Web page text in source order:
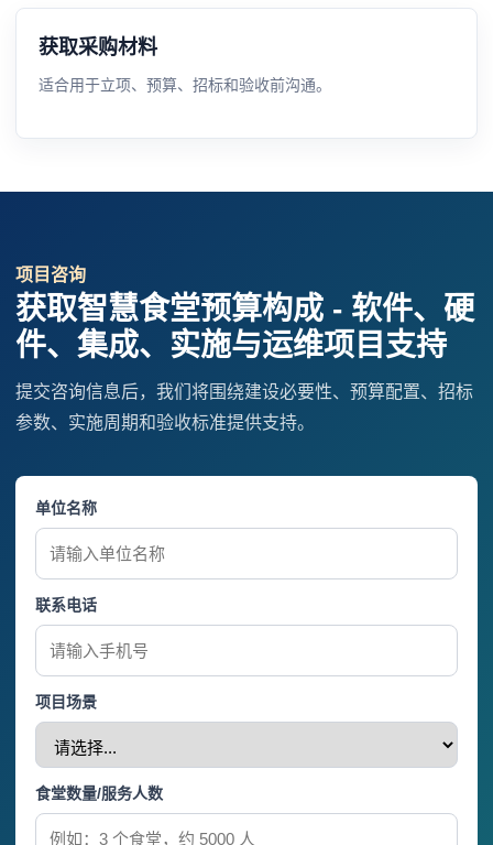
获取采购材料
适合用于立项、预算、招标和验收前沟通。
项目咨询
获取智慧食堂预算构成 - 软件、硬
件、集成、实施与运维项目支持
提交咨询信息后，我们将围绕建设必要性、预算配置、招标
参数、实施周期和验收标准提供支持。
单位名称
联系电话
项目场景
食堂数量/服务人数